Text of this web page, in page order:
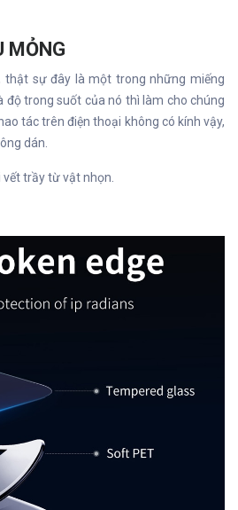
MỎNG
thật sự đây là một trong những miếng
độ trong suốt của nó thì làm cho chúng
tác trên điện thoại không có kính vậy,
dán.
trầy từ vật nhọn.